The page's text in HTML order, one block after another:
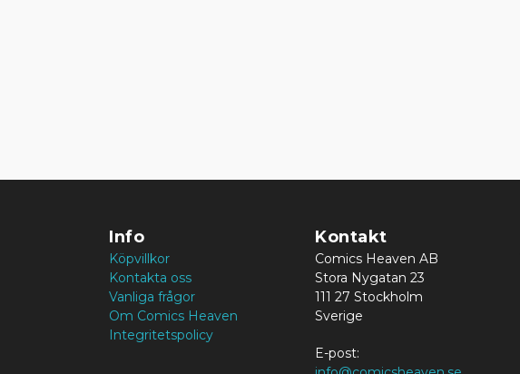
Info
Köpvillkor
Kontakta oss
Vanliga frågor
Om Comics Heaven
Integritetspolicy
Kontakt
Comics Heaven AB
Stora Nygatan 23
111 27 Stockholm
Sverige
E-post: